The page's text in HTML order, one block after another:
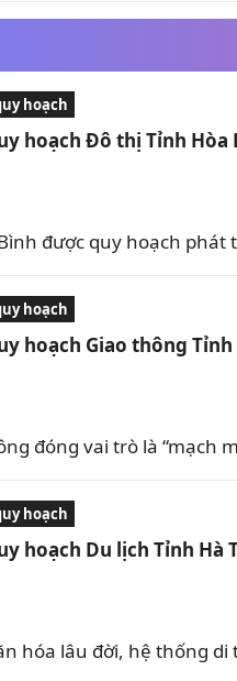
hoạch
hoạch Đô thị Tỉnh Hòa
được quy hoạch phát
hoạch
hoạch Giao thông
đóng vai trò là “mạch
hoạch
hoạch Du lịch Tỉnh Hà
hóa lâu đời, hệ thống